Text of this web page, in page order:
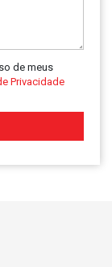
de meus
Privacidade